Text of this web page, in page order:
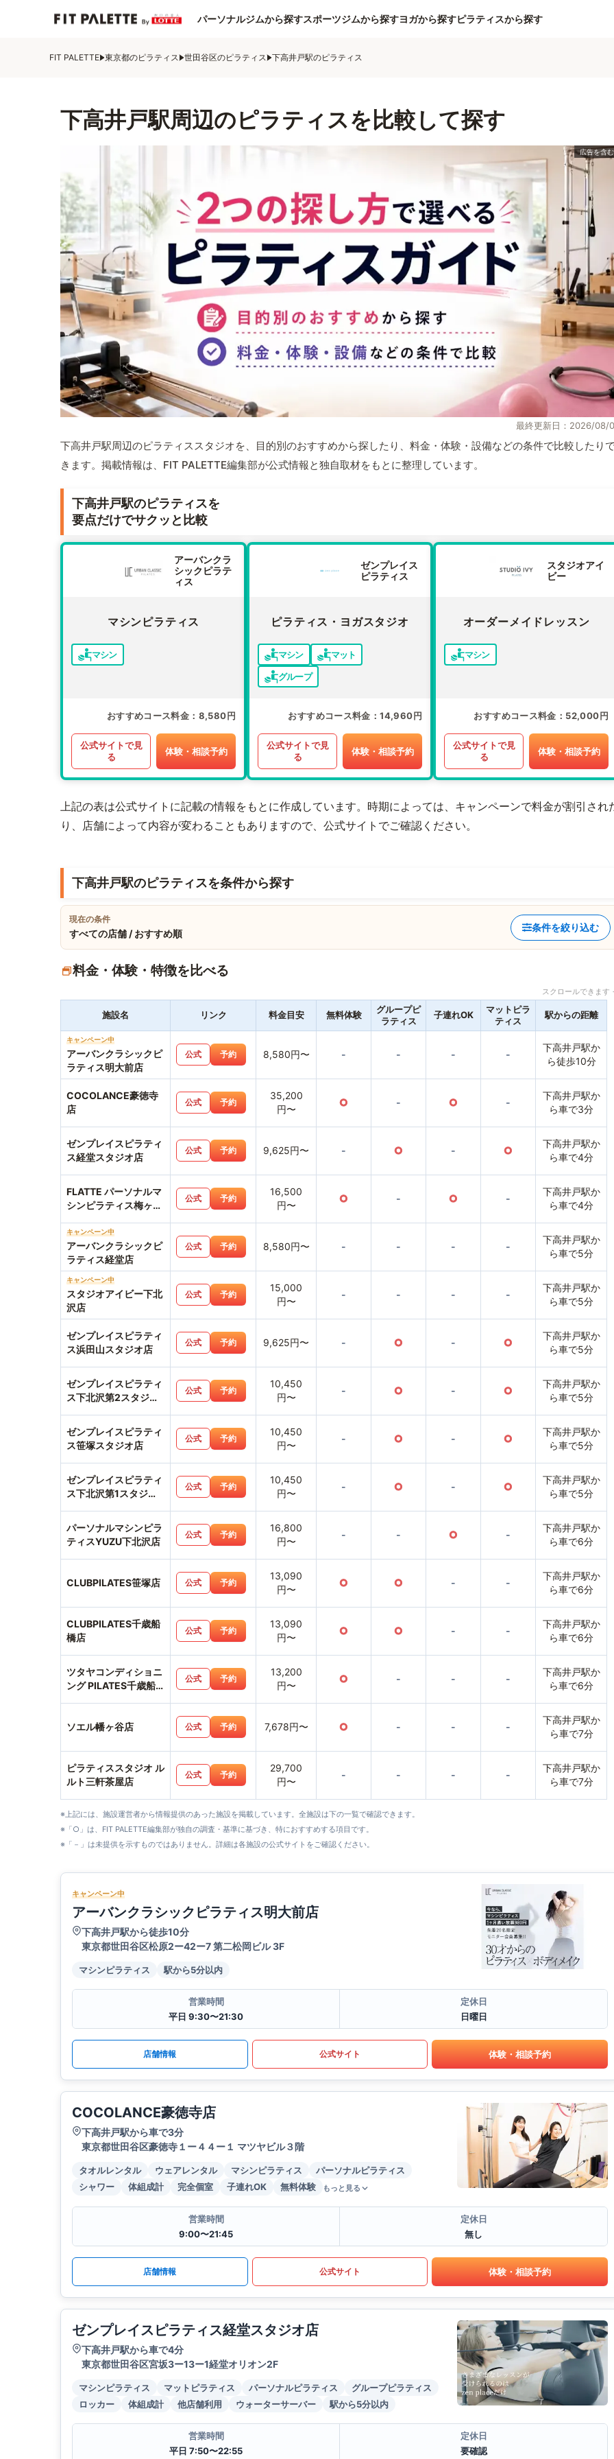
パーソナルジムから探すスポーツジムから探すヨガから探すピラティスから探す
FIT PALETTE 東京都のピラティス 世田谷区のピラティス 下高井戸駅のピラティス
下高井戸駅周辺のピラティスを比較して探す
最終更新日：2026/08/
下高井戸駅周辺のピラティススタジオを、目的別のおすすめから探したり、料金・体験・設備などの条件で比較したり
きます。掲載情報は、FIT PALETTE編集部が公式情報と独自取材をもとに整理しています。
下高井戸駅のピラティスを
要点だけでサクッと比較
アーバンクラ
シックピラテ
ィス
マシンピラティス
マシン
おすすめコース料金 8,580円
公式サイトで見
る
体験・相談予約
ゼンプレイス
ピラティス
ピラティス・ヨガスタジオ
マシン
マット
グループ
おすすめコース料金 14,960円
公式サイトで見
る
体験・相談予約
スタジオアイ
ビー
オーダーメイドレッスン
マシン
おすすめコース料金 52,000円
公式サイトで見
る
体験・相談予約
上記の表は公式サイトに記載の情報をもとに作成しています。時期によっては、キャンペーンで料金が割引され
り、店舗によって内容が変わることもありますので、公式サイトでご確認ください。
下高井戸駅のピラティスを条件から探す
現在の条件
すべての店舗 / おすすめ順
条件を絞り込む
料金・体験・特徴を比べる
スクロールできま
施設名 リンク 料金目安 無料体験
グループピ
ラティス
子連れOK
マットピラ
ティス
駅からの距離
キャンペーン中
アーバンクラシックピ
ラティス明大前店
公式 予約 8,580円〜 - - - -
下高井戸駅か
ら徒歩10分
COCOLANCE豪徳寺
店
公式 予約
35,200
円〜
○ - ○ -
下高井戸駅か
ら車で3分
ゼンプレイスピラティ
ス経堂スタジオ店
公式 予約 9,625円〜 - ○ - ○
下高井戸駅か
ら車で4分
FLATTE パーソナルマ
シンピラティス梅ヶ丘
公式 予約
16,500
円〜
○ - ○ -
下高井戸駅か
ら車で4分
キャンペーン中
アーバンクラシックピ
ラティス経堂店
公式 予約 8,580円〜 - - - -
下高井戸駅か
ら車で5分
キャンペーン中
スタジオアイビー下北
沢店
公式 予約
15,000
円〜
- - - -
下高井戸駅か
ら車で5分
ゼンプレイスピラティ
ス浜田山スタジオ店
公式 予約 9,625円〜 - ○ - ○
下高井戸駅か
ら車で5分
ゼンプレイスピラティ
ス下北沢第2スタジオ
公式 予約
10,450
円〜
- ○ - ○
下高井戸駅か
ら車で5分
ゼンプレイスピラティ
ス笹塚スタジオ店
公式 予約
10,450
円〜
- ○ - ○
下高井戸駅か
ら車で5分
ゼンプレイスピラティ
ス下北沢第1スタジオ
公式 予約
10,450
円〜
- ○ - ○
下高井戸駅か
ら車で5分
パーソナルマシンピラ
ティスYUZU下北沢店
公式 予約
16,800
円〜
- - ○ -
下高井戸駅か
ら車で6分
CLUBPILATES笹塚店 公式 予約
13,090
円〜
○ ○ - -
下高井戸駅か
ら車で6分
CLUBPILATES千歳船
橋店
公式 予約
13,090
円〜
○ ○ - -
下高井戸駅か
ら車で6分
ツタヤコンディショニ
ング PILATES千歳船
公式 予約
13,200
円〜
○ - - -
下高井戸駅か
ら車で6分
ソエル幡ヶ谷店 公式 予約 7,678円〜 ○ - - -
下高井戸駅か
ら車で7分
ピラティススタジオ ル
ルト三軒茶屋店
公式 予約
29,700
円〜
- - - -
下高井戸駅か
ら車で7分
※上記には、施設運営者から情報提供のあった施設を掲載しています。全施設は下の一覧で確認できます。
※「○」は、FIT PALETTE編集部が独自の調査・基準に基づき、特におすすめする項目です。
※「－」は未提供を示すものではありません。詳細は各施設の公式サイトをご確認ください。
キャンペーン中
アーバンクラシックピラティス明大前店
下高井戸駅から徒歩10分
東京都世田谷区松原2ー42ー7 第二松岡ビル 3F
マシンピラティス 駅から5分以内
営業時間
平日 9:30〜21:30
定休日
日曜日
店舗情報 公式サイト 体験・相談予約
COCOLANCE豪徳寺店
下高井戸駅から車で3分
東京都世田谷区豪徳寺１ー４４ー１ マツヤビル３階
タオルレンタル ウェアレンタル マシンピラティス
パーソナルピラティス
シャワー
体組成計 完全個室 子連れOK 無料体験 もっと見る
営業時間
9:00〜21:45
定休日
無し
店舗情報 公式サイト 体験・相談予約
ゼンプレイスピラティス経堂スタジオ店
下高井戸駅から車で4分
東京都世田谷区宮坂3ー13ー1経堂オリオン2F
マシンピラティス マットピラティス パーソナルピラティス
グループピラティス
ロッカー
体組成計 他店舗利用 ウォーターサーバー 駅から5分以内
営業時間
平日 7:50〜22:55
定休日
要確認